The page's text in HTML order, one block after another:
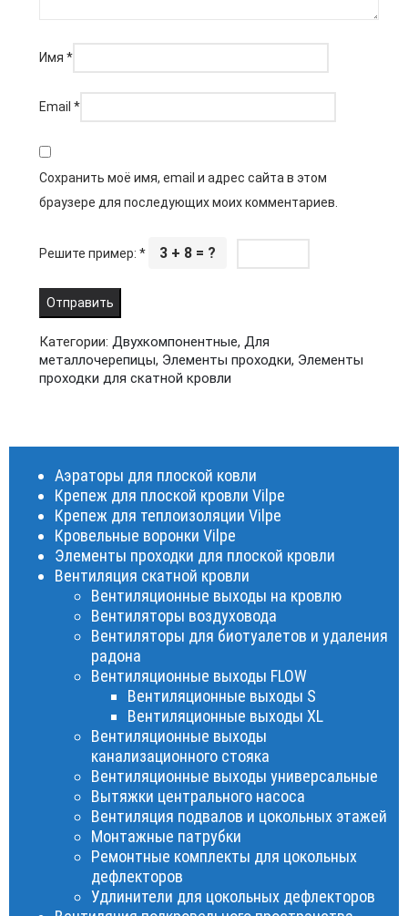
Имя *
Email *
Сохранить моё имя, email и адрес сайта в этом
браузере для последующих моих комментариев.
Решите пример: * 3 + 8 = ?
Категории: Двухкомпонентные, Для
металлочерепицы, Элементы проходки, Элементы
проходки для скатной кровли
Аэраторы для плоской ковли
Крепеж для плоской кровли Vilpe
Крепеж для теплоизоляции Vilpe
Кровельные воронки Vilpe
Элементы проходки для плоской кровли
Вентиляция скатной кровли
Вентиляционные выходы на кровлю
Вентиляторы воздуховода
Вентиляторы для биотуалетов и удаления
радона
Вентиляционные выходы FLOW
Вентиляционные выходы S
Вентиляционные выходы XL
Вентиляционные выходы
канализационного стояка
Вентиляционные выходы универсальные
Вытяжки центрального насоса
Вентиляция подвалов и цокольных этажей
Монтажные патрубки
Ремонтные комплекты для цокольных
дефлекторов
Удлинители для цокольных дефлекторов